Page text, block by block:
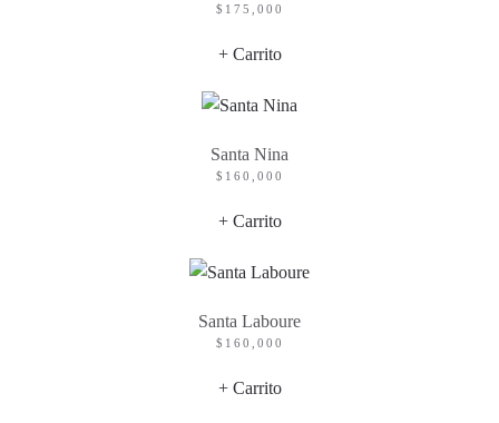
$ 175,000
+ Carrito
Santa Nina
$ 160,000
+ Carrito
Santa Laboure
$ 160,000
+ Carrito